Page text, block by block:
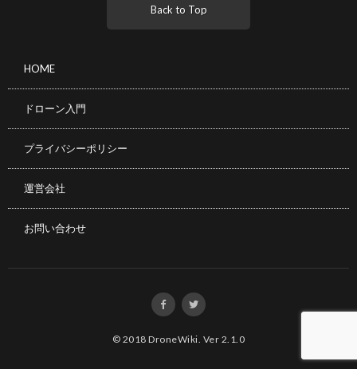
Back to Top
HOME
ドローン入門
プライバシーポリシー
運営会社
お問い合わせ
© 2018DroneWiki Ver 2.1.0